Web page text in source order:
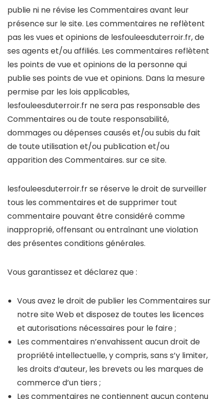
publie ni ne révise les Commentaires avant leur
présence sur le site. Les commentaires ne reflètent
pas les vues et opinions de lesfouleesduterroir.fr, de
ses agents et/ou affiliés. Les commentaires reflètent
les points de vue et opinions de la personne qui
publie ses points de vue et opinions. Dans la mesure
permise par les lois applicables,
lesfouleesduterroir.fr ne sera pas responsable des
Commentaires ou de toute responsabilité,
dommages ou dépenses causés et/ou subis du fait
de toute utilisation et/ou publication et/ou
apparition des Commentaires. sur ce site.
lesfouleesduterroir.fr se réserve le droit de surveiller
tous les commentaires et de supprimer tout
commentaire pouvant être considéré comme
inapproprié, offensant ou entraînant une violation
des présentes conditions générales.
Vous garantissez et déclarez que :
Vous avez le droit de publier les Commentaires sur
notre site Web et disposez de toutes les licences
et autorisations nécessaires pour le faire ;
Les commentaires n’envahissent aucun droit de
propriété intellectuelle, y compris, sans s’y limiter,
les droits d’auteur, les brevets ou les marques de
commerce d’un tiers ;
Les commentaires ne contiennent aucun contenu